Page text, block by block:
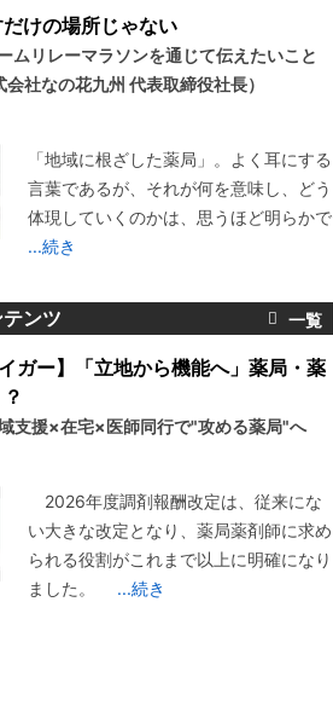
けの場所じゃない
ムリレーマラソンを通じて伝えたいこと
社なの花九州 代表取締役社長）
「地域に根ざした薬局」。よく耳にする
言葉であるが、それが何を意味し、どう
体現していくのかは、思うほど明らかで
...続き
ンツ
ガー】「立地から機能へ」薬局・薬
支援×在宅×医師同行で"攻める薬局"へ
2026年度調剤報酬改定は、従来にな
い大きな改定となり、薬局薬剤師に求め
られる役割がこれまで以上に明確になり
ました。
...続き